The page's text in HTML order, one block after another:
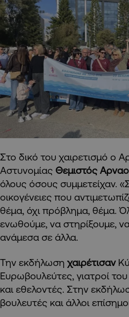
Στο δικό του χαιρετισμό ο
Αστυνομίας Θεμιστός
όλους όσους συμμετείχαν.
οικογένειες που
θέμα, όχι πρόβλημα, θέμα.
ενωθούμε, να στηρίξουμε,
ανάμεσα σε άλλα.
Την εκδήλωση χαιρέτισαν
Ευρωβουλεύτες, γιατροί
και εθελοντές. Στην
βουλευτές και άλλοι